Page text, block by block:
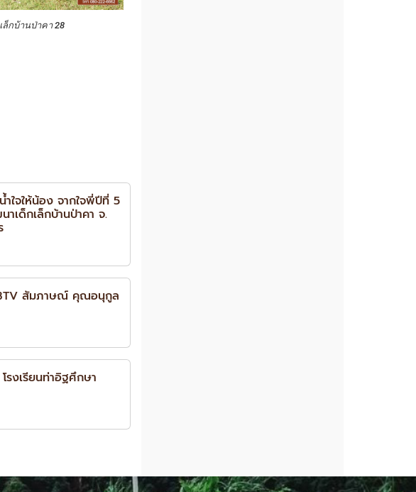
กบ้านป่าคา 28
ำใจให้น้อง จากใจพี่ปีที่ 5
ด็กเล็กบ้านป่าคา จ.
สัมภาษณ์ คุณอนุกูล
รงเรียนท่าอิฐศึกษา